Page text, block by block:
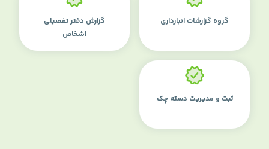
گروه گزارشات انبارداری
گزارش دفتر تفصیلی
اشخاص
ثبت و مدیریت دسته چک